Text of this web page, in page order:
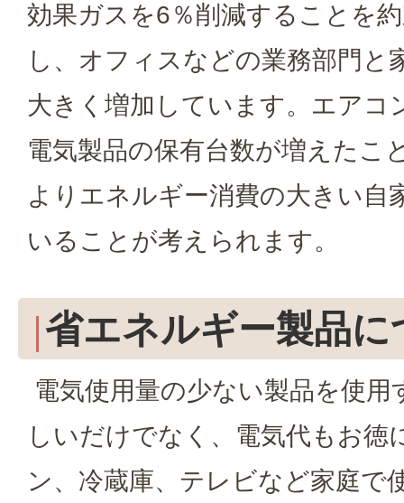
効果ガスを6％削減することを
し、オフィスなどの業務部門と
大きく増加しています。エアコ
電気製品の保有台数が増えたこ
よりエネルギー消費の大きい自
いることが考えられます。
省エネルギー製品に
電気使用量の少ない製品を使
しいだけでなく、電気代もお徳
ン、冷蔵庫、テレビなど家庭で